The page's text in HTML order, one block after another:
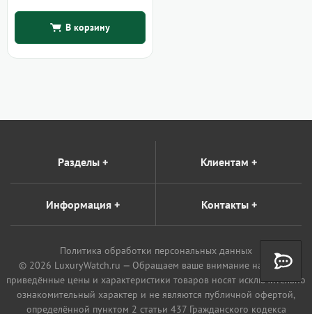
В корзину
Разделы + Клиентам +
Информация + Контакты+
Политика обработки персональных данных
© 2026 LuxuryWatch.ru — Обращаем ваше внимание на то, что
приведённые цены и характеристики товаров носят исключительно
ознакомительный характер и не являются публичной офертой,
определённой пунктом 2 статьи 437 Гражданского кодекса